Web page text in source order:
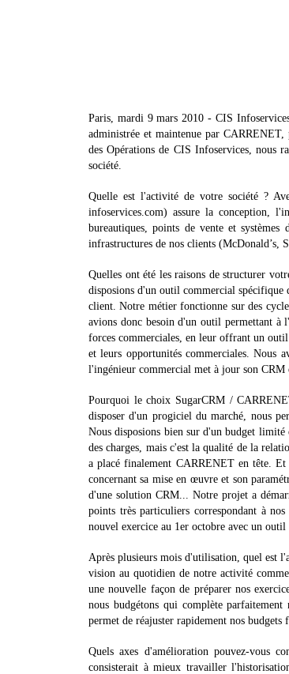
Paris, mardi 9 mars 2010 - CIS
administrée et maintenue par
des Opérations de CIS Infoservices, nous
société.
Quelle est l'activité de votre société ?
infoservices.com) assure la conception,
bureautiques, points de vente et
infrastructures de nos clients
Quelles ont été les raisons de structurer
disposions d'un outil commercial spécifique
client. Notre métier fonctionne sur des
avions donc besoin d'un outil permettant à
forces commerciales, en leur offrant un
et leurs opportunités commerciales. Nous
l'ingénieur commercial met à jour son CRM
Pourquoi le choix SugarCRM /
disposer d'un progiciel du marché, nous
Nous disposions bien sur d'un budget
des charges, mais c'est la qualité de la
a placé finalement CARRENET en tête.
concernant sa mise en œuvre et son
d'une solution CRM... Notre projet a
points très particuliers correspondant à
nouvel exercice au 1er octobre avec un
Après plusieurs mois d'utilisation, quel est
vision au quotidien de notre activité
une nouvelle façon de préparer nos
nous budgétons qui complète
permet de réajuster rapidement nos
Quels axes d'amélioration pouvez-vous
consisterait à mieux travailler